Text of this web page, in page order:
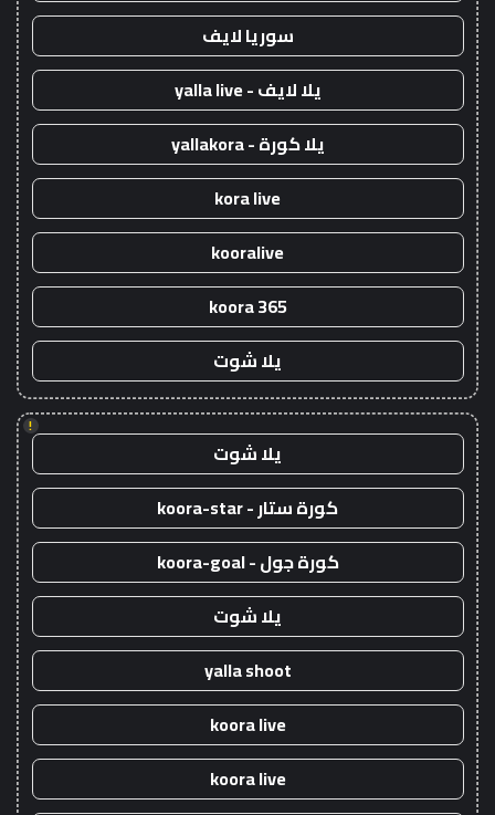
سوريا لايف
يلا لايف - yalla live
يلا كورة - yallakora
kora live
kooralive
koora 365
يلا شوت
!
يلا شوت
كورة ستار - koora-star
كورة جول - koora-goal
يلا شوت
yalla shoot
koora live
koora live